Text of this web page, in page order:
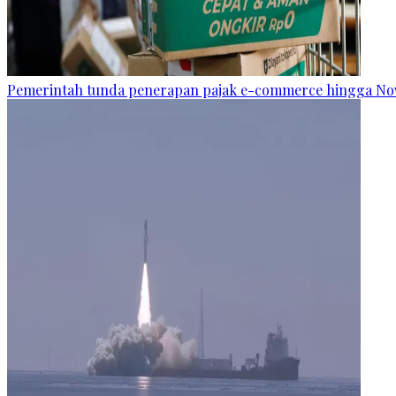
Pemerintah tunda penerapan pajak e-commerce hingga